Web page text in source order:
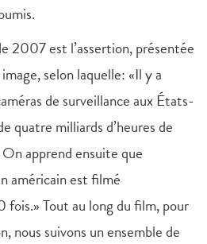
2007 est l’assertion, présentée
selon laquelle: «Il y a
de surveillance aux États-
quatre milliards d’heures de
apprend ensuite que
américain est filmé
Tout au long du film, pour
nous suivons un ensemble de